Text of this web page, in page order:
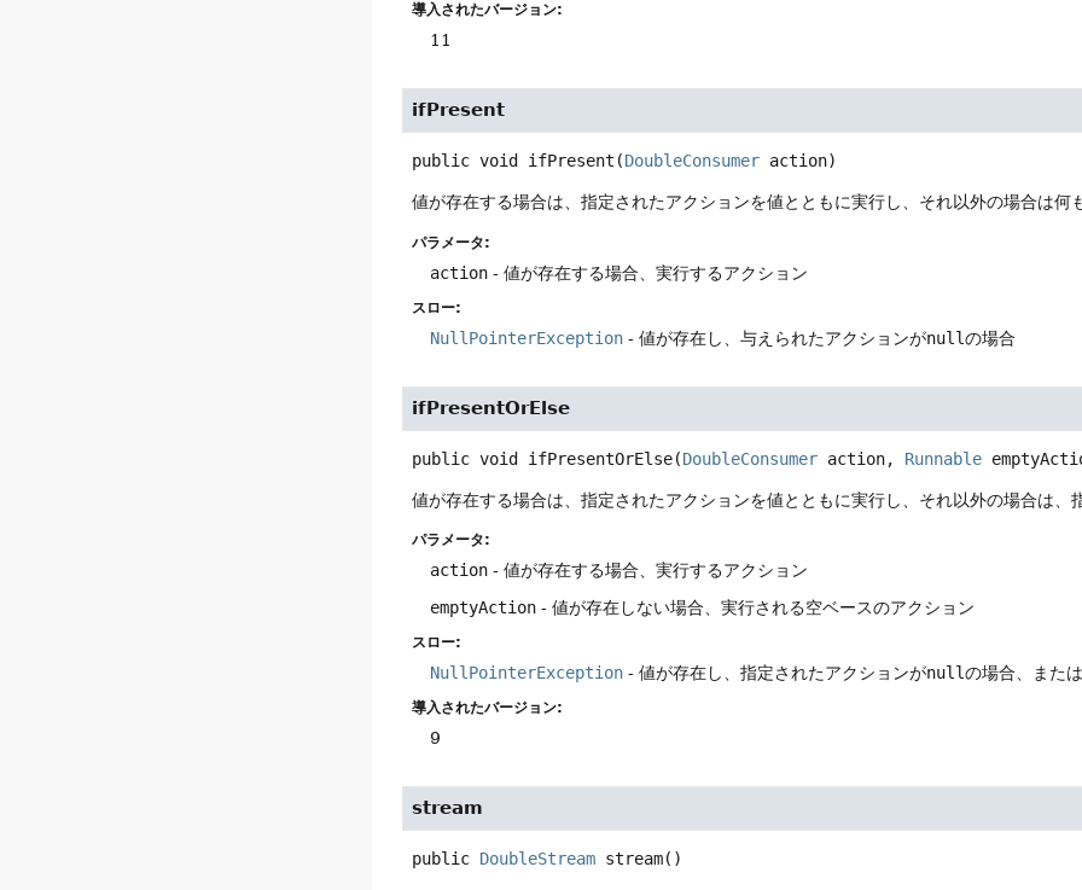
導入されたバージョン:
11
ifPresent
public void ifPresent (DoubleConsumer action)
値が存在する場合は、指定されたアクションを値とともに実行し、それ以外の場合は何
パラメータ:
action - 値が存在する場合、実行するアクション
スロー:
NullPointerException - 値が存在し、与えられたアクションがnullの場合
ifPresentOrElse
public void ifPresentOrElse(DoubleConsumer action, Runnable
値が存在する場合は、指定されたアクションを値とともに実行し、それ以外の場合は
パラメータ:
action - 値が存在する場合、実行するアクション
emptyAction - 値が存在しない場合、実行される空ベースのアクション
スロー:
NullPointerException - 値が存在し、指定されたアクションがnullの場合、また
導入されたバージョン:
9
stream
public DoubleStream stream()